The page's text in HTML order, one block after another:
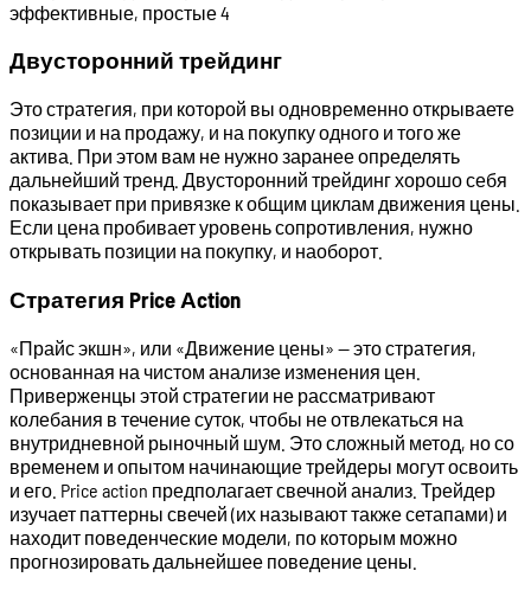
Двусторонний трейдинг
Это стратегия, при которой вы одновременно открываете
позиции и на продажу, и на покупку одного и того же
актива. При этом вам не нужно заранее определять
дальнейший тренд. Двусторонний трейдинг хорошо себя
показывает при привязке к общим циклам движения цены.
Если цена пробивает уровень сопротивления, нужно
открывать позиции на покупку, и наоборот.
Стратегия Price Аction
«Прайс экшн», или «Движение цены» — это стратегия,
основанная на чистом анализе изменения цен.
Приверженцы этой стратегии не рассматривают
колебания в течение суток, чтобы не отвлекаться на
внутридневной рыночный шум. Это сложный метод, но со
временем и опытом начинающие трейдеры могут освоить
и его. Price action предполагает свечной анализ. Трейдер
изучает паттерны свечей (их называют также сетапами) и
находит поведенческие модели, по которым можно
прогнозировать дальнейшее поведение цены.